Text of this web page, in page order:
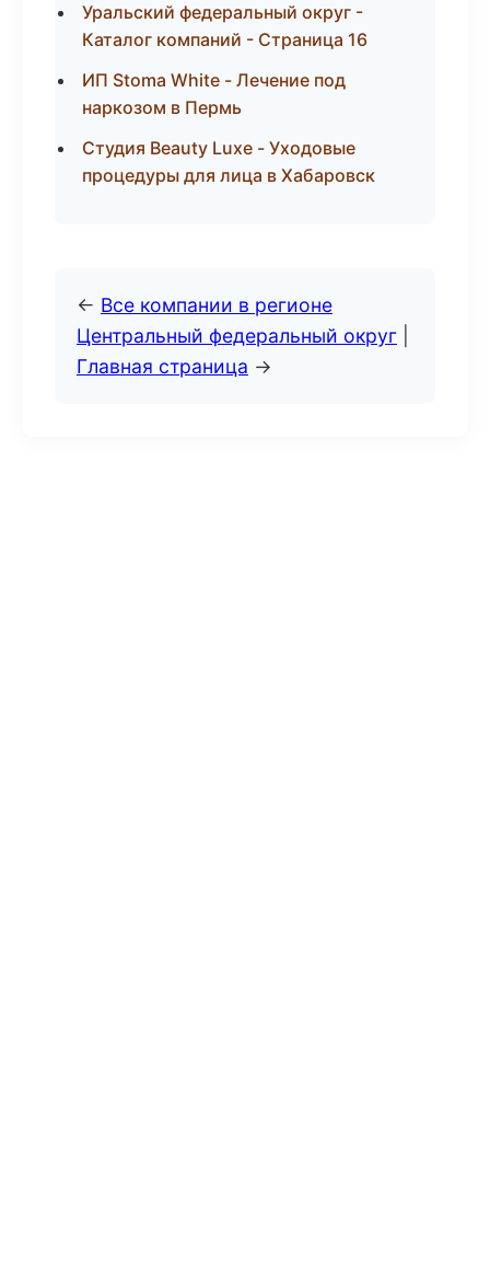
Уральский федеральный округ -
Каталог компаний - Страница 16
ИП Stoma White - Лечение под
наркозом в Пермь
Студия Beauty Luxe - Уходовые
процедуры для лица в Хабаровск
← Все компании в регионе
Центральный федеральный округ
Главная страница →